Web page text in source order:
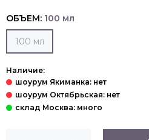
ОБЪЕМ: 100 мл
100 мл
Наличие: